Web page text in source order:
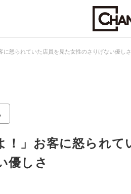
に怒られていた店員を見た女性のさりげない優しさ
！」お客に怒られ
優しさ